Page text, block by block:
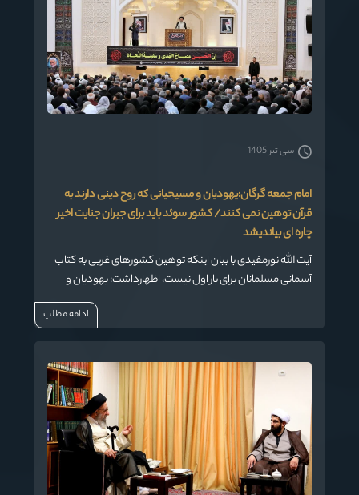
امام جمعه گرگان:یهودیان و مسیحیانی که روح دینی دارند به
قرآن توهین نمی کنند/ کشور سوئد باید برای جبران جنایت اخیر
چاره ای بیاندیشد
آیت الله نورمفیدی با بیان اینکه توهین کشورهای غربی به کتاب
آسمانی مسلمانان برای بار اول نیست، اظهارداشت: یهودیان و
مسیحیان متدین و کسانی که روح دینی دارند این جنایت را انجام
سی تیر 1405
ادامه مطلب